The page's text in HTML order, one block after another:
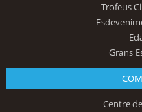
Trofeus
Grans
Centre